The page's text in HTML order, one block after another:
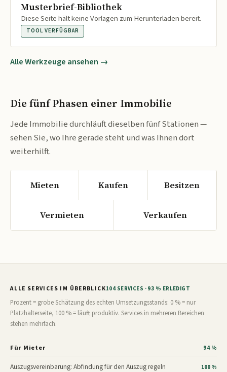
Musterbrief-Bibliothek
Diese Seite hält keine Vorlagen zum Herunterladen bereit.
TOOL VERFÜGBAR
Alle Werkzeuge ansehen →
Die fünf Phasen einer Immobilie
Jede Immobilie durchläuft dieselben fünf Stationen —
sehen Sie, wo Ihre gerade steht und was Ihnen dort
weiterhilft.
Mieten Kaufen Besitzen
Vermieten Verkaufen
ALLE SERVICES IM ÜBERBLICK104 SERVICES · 93 % ERLEDIGT
Prozent = grobe Schätzung des echten Umsetzungsstands: 0 % = nur
Platzhalterseite, 100 % = läuft produktiv. Services in mehreren Bereichen
stehen mehrfach.
Für Mieter 94 %
Auszugsvereinbarung: Abfindung für den Auszug regeln 100 %